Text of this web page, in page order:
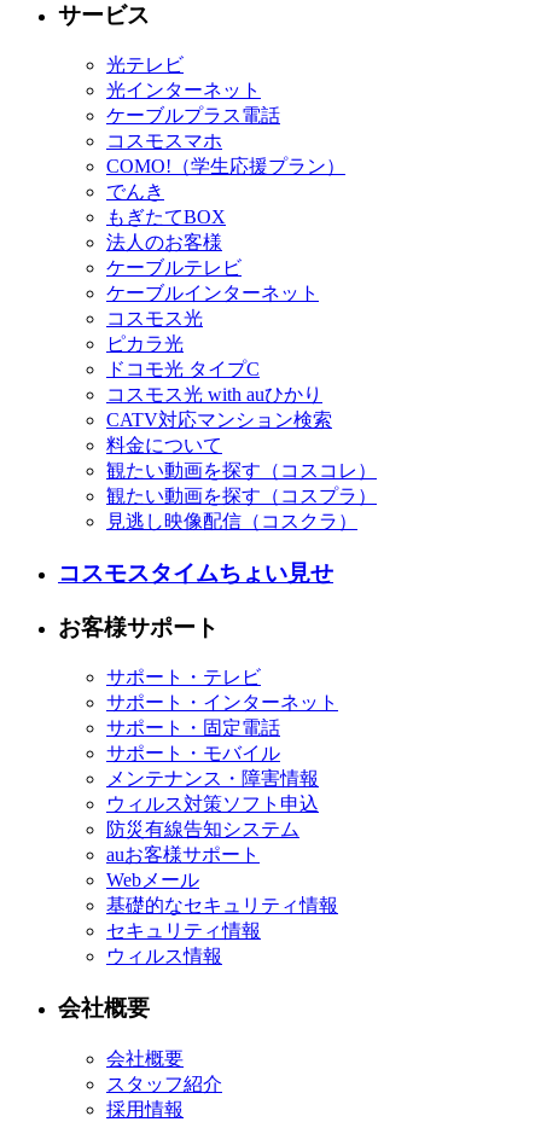
サービス
光テレビ
光インターネット
ケーブルプラス電話
コスモスマホ
COMO!（学生応援プラン）
でんき
もぎたてBOX
法人のお客様
ケーブルテレビ
ケーブルインターネット
コスモス光
ピカラ光
ドコモ光 タイプC
コスモス光 with auひかり
CATV対応マンション検索
料金について
観たい動画を探す（コスコレ）
観たい動画を探す（コスプラ）
見逃し映像配信（コスクラ）
コスモスタイムちょい見せ
お客様サポート
サポート・テレビ
サポート・インターネット
サポート・固定電話
サポート・モバイル
メンテナンス・障害情報
ウィルス対策ソフト申込
防災有線告知システム
auお客様サポート
Webメール
基礎的なセキュリティ情報
セキュリティ情報
ウィルス情報
会社概要
会社概要
スタッフ紹介
採用情報